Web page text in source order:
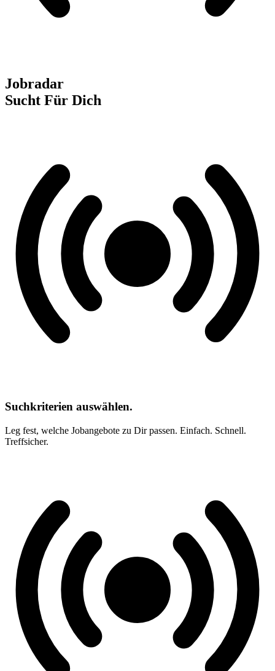
Jobradar
Sucht Für Dich
Suchkriterien auswählen.
Leg fest, welche Jobangebote zu Dir passen. Einfach. Schnell.
Treffsicher.